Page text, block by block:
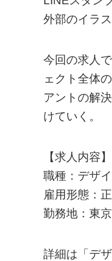
外部のイラ
今回の求人
ェクト全体
アントの解
けていく。
【求人内容】
職種：デザ
雇用形態：
勤務地：東
詳細は「デ